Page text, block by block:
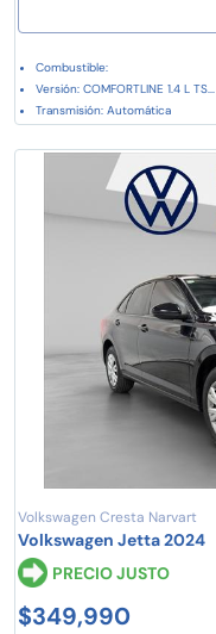
Combustible:
Versión: COMFORTLINE 1.4 L TS...
Transmisión: Automática
Volkswagen Cresta Narvart
Volkswagen Jetta 2024
PRECIO JUSTO
$349,990